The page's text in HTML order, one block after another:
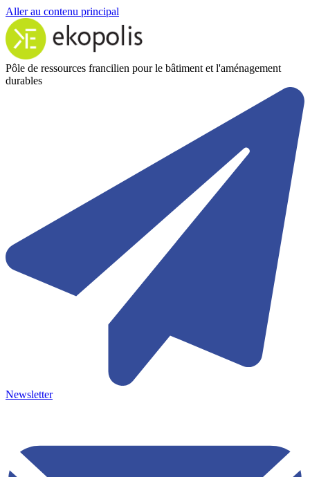
Aller au contenu principal
Pôle de ressources francilien pour le bâtiment et l'aménagement
durables
Newsletter